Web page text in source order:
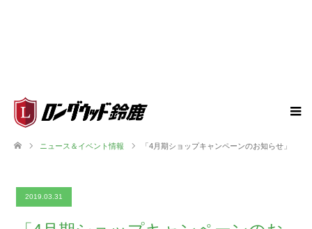
ニュース＆イベント情報 「4月期ショップキャンペーンのお知らせ」
2019.03.31